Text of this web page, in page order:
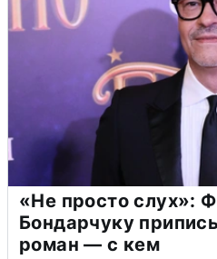
«Не просто слух»:
Бондарчуку
роман — с кем